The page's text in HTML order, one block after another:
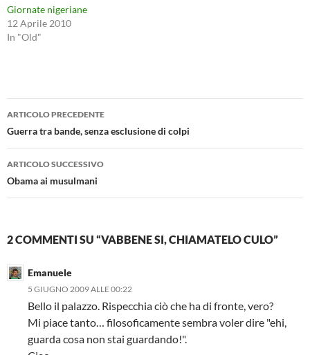
Giornate nigeriane
12 Aprile 2010
In "Old"
Navigazione
articolo
ARTICOLO PRECEDENTE
Guerra tra bande, senza esclusione di colpi
ARTICOLO SUCCESSIVO
Obama ai musulmani
2 COMMENTI SU “VABBENE SI, CHIAMATELO CULO”
Emanuele
5 GIUGNO 2009 ALLE 00:22
Bello il palazzo. Rispecchia ciò che ha di fronte, vero?
Mi piace tanto… filosoficamente sembra voler dire "ehi,
guarda cosa non stai guardando!".